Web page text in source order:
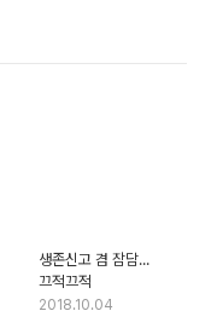
생존신고 겸 잠담...
끄적끄적
2018.10.04